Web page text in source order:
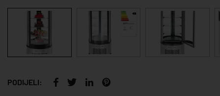
PODIJELI: